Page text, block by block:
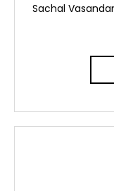
Sachal